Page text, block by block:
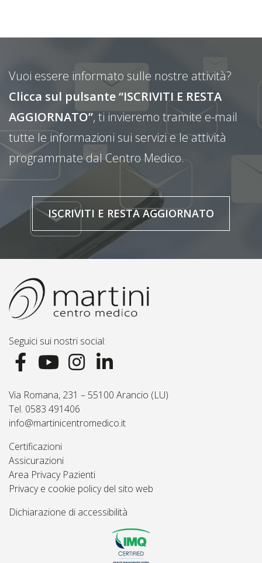
Vuoi essere informato sulle nostre attività?
Clicca sul pulsante “ISCRIVITI E RESTA
AGGIORNATO”, ti invieremo tramite e-mail
tutte le informazioni sui servizi e le attività
programmate dal Centro Medico.
ISCRIVITI E RESTA AGGIORNATO
Seguici sui nostri social:
Via Romana, 231 – 55100 Arancio (LU)
Tel. 0583 491406
info@martinicentromedico.it
Certificazioni
Assicurazioni
Area Privacy Pazienti
Privacy e cookie policy del sito web
Dichiarazione di accessibilità